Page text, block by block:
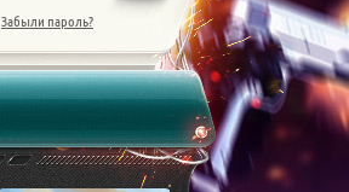
Забыли пароль?